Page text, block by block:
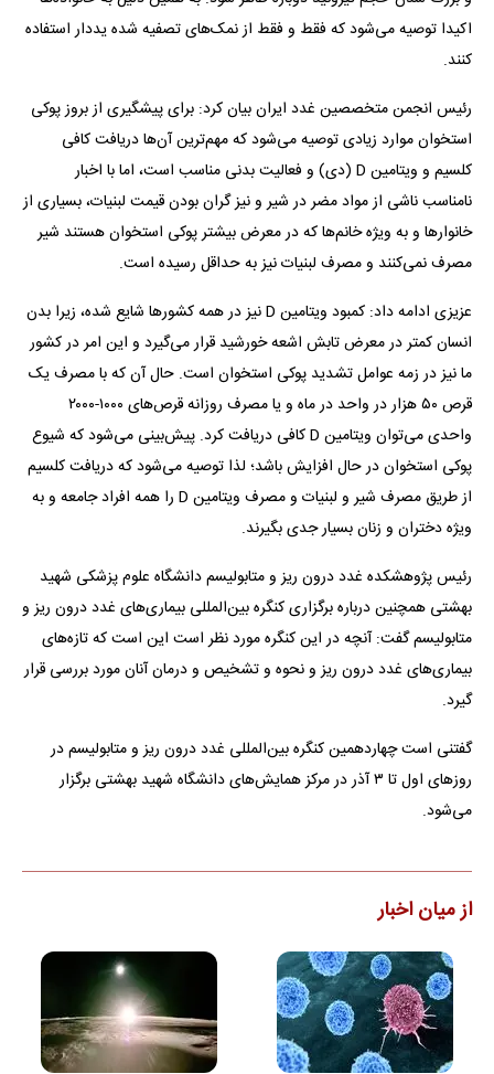
اکیدا توصیه می‌شود که فقط و فقط از نمک‌های تصفیه شده یددار استفاده
کنند.
رئیس انجمن متخصصین غدد ایران بیان کرد: برای پیشگیری از بروز پوکی
استخوان موارد زیادی توصیه می‌شود که مهم‌ترین آن‌ها دریافت کافی
کلسیم و ویتامین D (دی) و فعالیت بدنی مناسب است، اما با اخبار
نامناسب ناشی از مواد مضر در شیر و نیز گران بودن قیمت لبنیات، بسیاری از
خانوار‌ها و به ویژه خانم‌ها که در معرض بیشتر پوکی استخوان هستند شیر
مصرف نمی‌کنند و مصرف لبنیات نیز به حداقل رسیده است.
عزیزی ادامه داد: کمبود ویتامین D نیز در همه کشور‌ها شایع شده، زیرا بدن
انسان کمتر در معرض تابش اشعه خورشید قرار می‌گیرد و این امر در کشور
ما نیز در زمه عوامل تشدید پوکی استخوان است. حال آن که با مصرف یک
قرص ۵۰ هزار در واحد در ماه و یا مصرف روزانه قرص‌های ۱۰۰۰-۲۰۰۰
واحدی می‌توان ویتامین D کافی دریافت کرد. پیش‌بینی می‌شود که شیوع
پوکی استخوان در حال افزایش باشد؛ لذا توصیه می‌شود که دریافت کلسیم
از طریق مصرف شیر و لبنیات و مصرف ویتامین D را همه افراد جامعه و به
ویژه دختران و زنان بسیار جدی بگیرند.
رئیس پژوهشکده غدد درون ریز و متابولیسم دانشگاه علوم پزشکی شهید
بهشتی همچنین درباره برگزاری کنگره بین‌المللی بیماری‌های غدد درون ریز و
متابولیسم گفت: آنچه در این کنگره مورد نظر است این است که تازه‌های
بیماری‌های غدد درون ریز و نحوه و تشخیص و درمان آنان مورد بررسی قرار
گیرد.
گفتنی است چهاردهمین کنگره بین‌المللی غدد درون ریز و متابولیسم در
روز‌های اول تا ۳ آذر در مرکز همایش‌های دانشگاه شهید بهشتی برگزار
می‌شود.
از میان اخبار